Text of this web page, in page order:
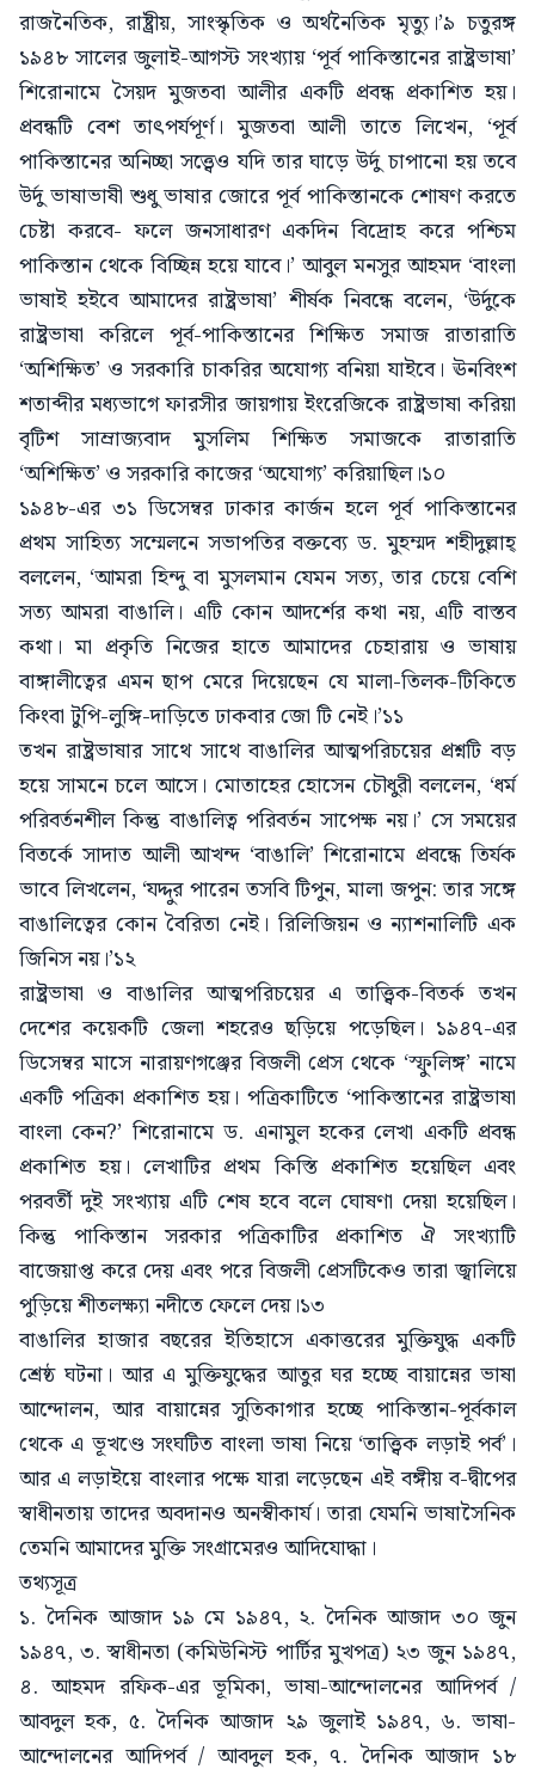
রাজনৈতিক, রাষ্ট্রীয়, সাংস্কৃতিক ও অর্থনৈতিক মৃত্যু।’৯ চতুরঙ্গ
১৯৪৮ সালের জুলাই-আগস্ট সংখ্যায় ‘পূর্ব পাকিস্তানের রাষ্ট্রভাষা’
শিরোনামে সৈয়দ মুজতবা আলীর একটি প্রবন্ধ প্রকাশিত হয়।
প্রবন্ধটি বেশ তাৎপর্যপূর্ণ। মুজতবা আলী তাতে লিখেন, ‘পূর্ব
পাকিস্তানের অনিচ্ছা সত্ত্বেও যদি তার ঘাড়ে উর্দু চাপানো হয় তবে
উর্দু ভাষাভাষী শুধু ভাষার জোরে পূর্ব পাকিস্তানকে শোষণ করতে
চেষ্টা করবে- ফলে জনসাধারণ একদিন বিদ্রোহ করে পশ্চিম
পাকিস্তান থেকে বিচ্ছিন্ন হয়ে যাবে।’ আবুল মনসুর আহমদ ‘বাংলা
ভাষাই হইবে আমাদের রাষ্ট্রভাষা’ শীর্ষক নিবন্ধে বলেন, ‘উর্দুকে
রাষ্ট্রভাষা করিলে পূর্ব-পাকিস্তানের শিক্ষিত সমাজ রাতারাতি
‘অশিক্ষিত’ ও সরকারি চাকরির অযোগ্য বনিয়া যাইবে। ঊনবিংশ
শতাব্দীর মধ্যভাগে ফারসীর জায়গায় ইংরেজিকে রাষ্ট্রভাষা করিয়া
বৃটিশ সাম্রাজ্যবাদ মুসলিম শিক্ষিত সমাজকে রাতারাতি
‘অশিক্ষিত’ ও সরকারি কাজের ‘অযোগ্য’ করিয়াছিল।১০
১৯৪৮-এর ৩১ ডিসেম্বর ঢাকার কার্জন হলে পূর্ব পাকিস্তানের
প্রথম সাহিত্য সম্মেলনে সভাপতির বক্তব্যে ড. মুহম্মদ শহীদুল্লাহ্
বললেন, ‘আমরা হিন্দু বা মুসলমান যেমন সত্য, তার চেয়ে বেশি
সত্য আমরা বাঙালি। এটি কোন আদর্শের কথা নয়, এটি বাস্তব
কথা। মা প্রকৃতি নিজের হাতে আমাদের চেহারায় ও ভাষায়
বাঙ্গালীত্বের এমন ছাপ মেরে দিয়েছেন যে মালা-তিলক-টিকিতে
কিংবা টুপি-লুঙ্গি-দাড়িতে ঢাকবার জো টি নেই।’১১
তখন রাষ্ট্রভাষার সাথে সাথে বাঙালির আত্মপরিচয়ের প্রশ্নটি বড়
হয়ে সামনে চলে আসে। মোতাহের হোসেন চৌধুরী বললেন, ‘ধর্ম
পরিবর্তনশীল কিন্তু বাঙালিত্ব পরিবর্তন সাপেক্ষ নয়।’ সে সময়ের
বিতর্কে সাদাত আলী আখন্দ ‘বাঙালি’ শিরোনামে প্রবন্ধে তির্যক
ভাবে লিখলেন, ‘যদ্দুর পারেন তসবি টিপুন, মালা জপুন: তার সঙ্গে
বাঙালিত্বের কোন বৈরিতা নেই। রিলিজিয়ন ও ন্যাশনালিটি এক
জিনিস নয়।’১২
রাষ্ট্রভাষা ও বাঙালির আত্মপরিচয়ের এ তাত্ত্বিক-বিতর্ক তখন
দেশের কয়েকটি জেলা শহরেও ছড়িয়ে পড়েছিল। ১৯৪৭-এর
ডিসেম্বর মাসে নারায়ণগঞ্জের বিজলী প্রেস থেকে ‘স্ফুলিঙ্গ’ নামে
একটি পত্রিকা প্রকাশিত হয়। পত্রিকাটিতে ‘পাকিস্তানের রাষ্ট্রভাষা
বাংলা কেন?’ শিরোনামে ড. এনামুল হকের লেখা একটি প্রবন্ধ
প্রকাশিত হয়। লেখাটির প্রথম কিস্তি প্রকাশিত হয়েছিল এবং
পরবর্তী দুই সংখ্যায় এটি শেষ হবে বলে ঘোষণা দেয়া হয়েছিল।
কিন্তু পাকিস্তান সরকার পত্রিকাটির প্রকাশিত ঐ সংখ্যাটি
বাজেয়াপ্ত করে দেয় এবং পরে বিজলী প্রেসটিকেও তারা জ্বালিয়ে
পুড়িয়ে শীতলক্ষ্যা নদীতে ফেলে দেয়।১৩
বাঙালির হাজার বছরের ইতিহাসে একাত্তরের মুক্তিযুদ্ধ একটি
শ্রেষ্ঠ ঘটনা। আর এ মুক্তিযুদ্ধের আতুর ঘর হচ্ছে বায়ান্নের ভাষা
আন্দোলন, আর বায়ান্নের সুতিকাগার হচ্ছে পাকিস্তান-পূর্বকাল
থেকে এ ভূখণ্ডে সংঘটিত বাংলা ভাষা নিয়ে ‘তাত্ত্বিক লড়াই পর্ব’।
আর এ লড়াইয়ে বাংলার পক্ষে যারা লড়েছেন এই বঙ্গীয় ব-দ্বীপের
স্বাধীনতায় তাদের অবদানও অনস্বীকার্য। তারা যেমনি ভাষাসৈনিক
তেমনি আমাদের মুক্তি সংগ্রামেরও আদিযোদ্ধা।
তথ্যসূত্র
১. দৈনিক আজাদ ১৯ মে ১৯৪৭, ২. দৈনিক আজাদ ৩০ জুন
১৯৪৭, ৩. স্বাধীনতা (কমিউনিস্ট পার্টির মুখপত্র) ২৩ জুন ১৯৪৭,
৪. আহমদ রফিক-এর ভূমিকা, ভাষা-আন্দোলনের আদিপর্ব /
আবদুল হক, ৫. দৈনিক আজাদ ২৯ জুলাই ১৯৪৭, ৬. ভাষা-
আন্দোলনের আদিপর্ব / আবদুল হক, ৭. দৈনিক আজাদ ১৮